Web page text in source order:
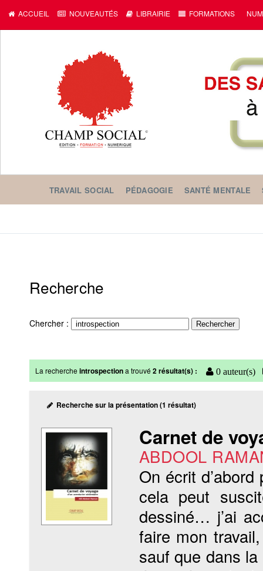
ACCUEIL NOUVEAUTÉS LIBRAIRIE FORMATIONS
TRAVAIL SOCIAL PÉDAGOGIE SANTÉ MENTALE
Recherche
Chercher :
La rechercheintrospectiona trouvé2 résultat(s) : 0 auteur(s)
Recherche sur la présentation (1 résultat)
Carnet de
ABDOOL
On écrit
cela peut
dessiné… j’ai
faire mon
sauf que dans